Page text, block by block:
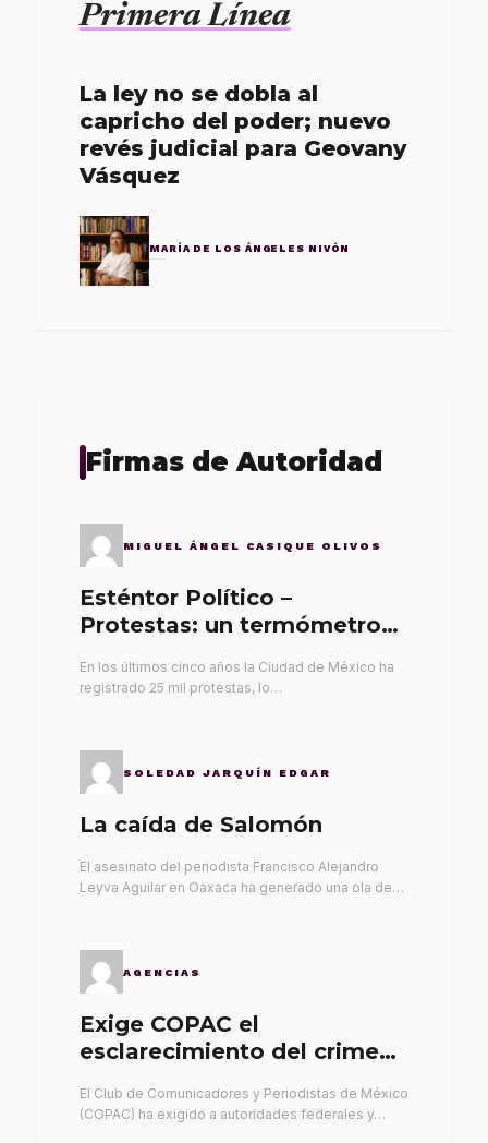
Primera Línea
La ley no se dobla al
capricho del poder; nuevo
revés judicial para Geovany
Vásquez
MARÍA DE LOS ÁNGELES NIVÓN
Firmas de Autoridad
MIGUEL ÁNGEL CASIQUE OLIVOS
Esténtor Político –
Protestas: un termómetro
En los últimos cinco años la Ciudad de México ha
registrado 25 mil protestas, lo…
SOLEDAD JARQUÍN EDGAR
La caída de Salomón
El asesinato del periodista Francisco Alejandro
Leyva Aguilar en Oaxaca ha generado una ola de…
AGENCIAS
Exige COPAC el
esclarecimiento del crimen
El Club de Comunicadores y Periodistas de México
(COPAC) ha exigido a autoridades federales y…